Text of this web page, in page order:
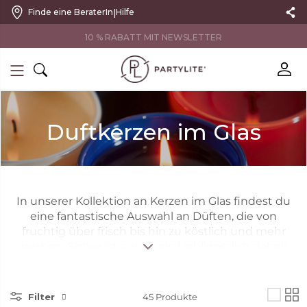
Finde eine BeraterIn|Hilfe
10 % RABATT MIT NEWSLETTER
Duftkerzen im Glas
In unserer Kollektion an Kerzen im Glas findest du
eine fantastische Auswahl an Düften, die von
fruchtig über frisch bis hin zu köstlich und mehr
reichen. Sicher ist auch dein Lieblingsduft dabei!
perfektes Dufterlebnis garantiert. Unsere
Filter 45 Produkte